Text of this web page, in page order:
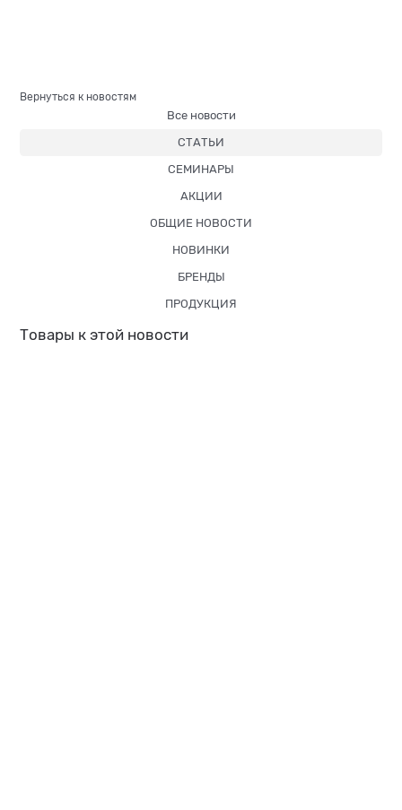
Вернуться к новостям
Все новости
СТАТЬИ
СЕМИНАРЫ
АКЦИИ
ОБЩИЕ НОВОСТИ
НОВИНКИ
БРЕНДЫ
ПРОДУКЦИЯ
Товары к этой новости